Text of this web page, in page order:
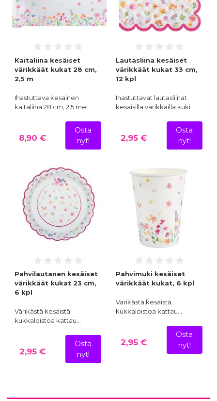
Kaitaliina kesäiset
värikkäät kukat 28 cm,
2,5 m
Ihastuttava kesäinen
kaitaliina 28 cm, 2,5 met…
8,90 €
Osta
nyt!
Lautasliina kesäiset
värikkäät kukat 33 cm,
12 kpl
Ihastuttavat lautasliinat
kesäisillä värikkäillä kuki…
2,95 €
Osta
nyt!
Pahvilautanen kesäiset
värikkäät kukat 23 cm,
6 kpl
Värikästä kesäistä
kukkaloistoa kattau…
2,95 €
Osta
nyt!
Pahvimuki kesäiset
värikkäät kukat, 6 kpl
Värikästä kesäistä
kukkaloistoa kattau…
2,95 €
Osta
nyt!